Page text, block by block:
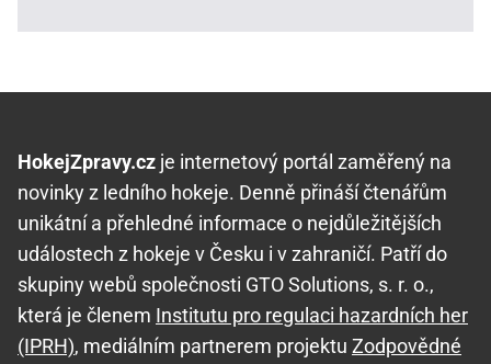
HokejZpravy.cz je internetový portál zaměřený na
novinky z ledního hokeje. Denně přináší čtenářům
unikátní a přehledné informace o nejdůležitějších
událostech z hokeje v Česku i v zahraničí. Patří do
skupiny webů společnosti GTO Solutions, s. r. o.,
která je členem Institutu pro regulaci hazardních her
(IPRH), mediálním partnerem projektu Zodpovědné